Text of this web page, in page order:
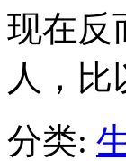
现在反
人，比
分类: